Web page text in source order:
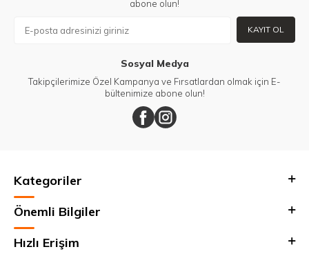
abone olun!
KAYIT OL
Sosyal Medya
Takipçilerimize Özel Kampanya ve Fırsatlardan olmak için E-
bültenimize abone olun!
Kategoriler
Önemli Bilgiler
Hızlı Erişim